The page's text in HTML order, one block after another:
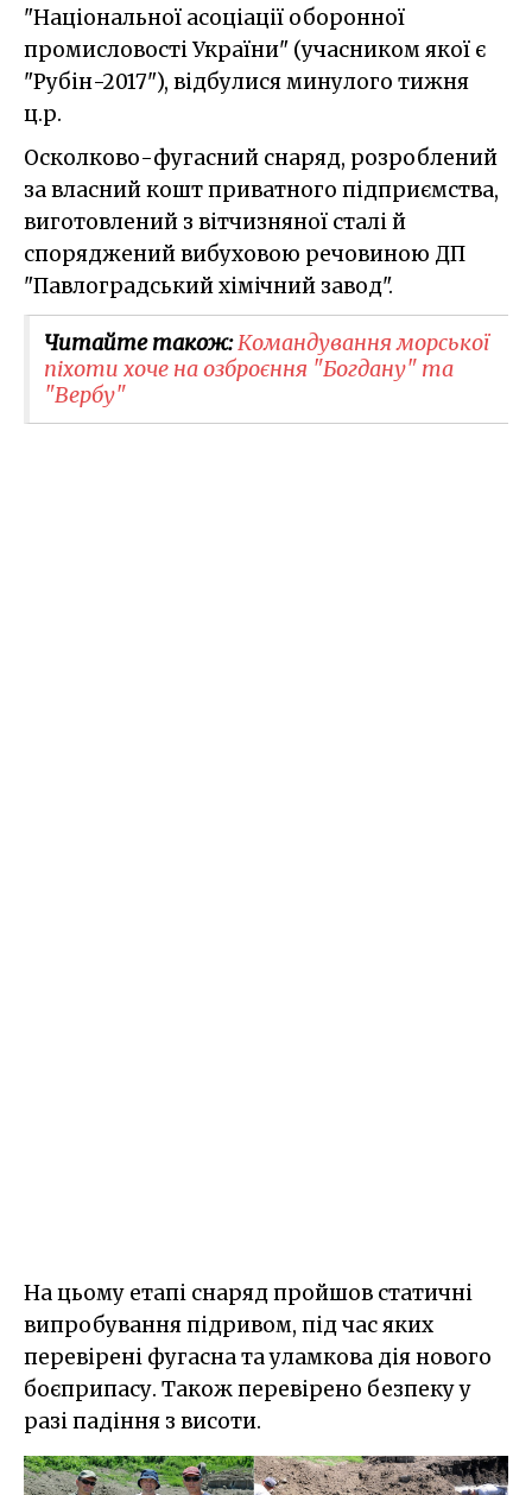
"Національної асоціації оборонної
промисловості України" (учасником якої є
"Рубін-2017"), відбулися минулого тижня
ц.р.
Осколково-фугасний снаряд, розроблений
за власний кошт приватного підприємства,
виготовлений з вітчизняної сталі й
споряджений вибуховою речовиною ДП
"Павлоградський хімічний завод".
Читайте також:Командування морської
піхоти хоче на озброєння "Богдану" та
"Вербу"
На цьому етапі снаряд пройшов статичні
випробування підривом, під час яких
перевірені фугасна та уламкова дія нового
боєприпасу. Також перевірено безпеку у
разі падіння з висоти.